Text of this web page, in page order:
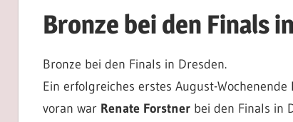
Bronze bei den Finals
Bronze bei den Finals in Dresden.
Ein erfolgreiches erstes August-
voran war Renate Forstnerbei den Finals in